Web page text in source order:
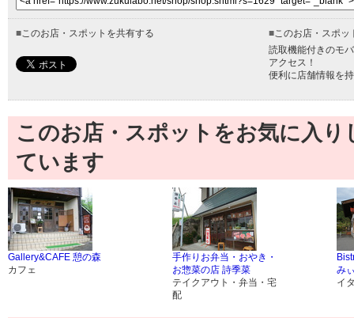
■このお店・スポットを共有する ■このお店・スポッ
読取機能付きのモ
アクセス！
便利に店舗情報を
このお店・スポットをお気に入
ています
Gallery&CAFE 憩の森
カフェ
手作りお弁当・おやき・
お惣菜の店 詩季菜
テイクアウト・弁当・宅
配
み
イ